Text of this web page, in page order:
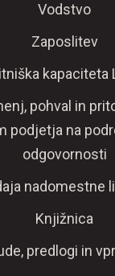
Vodstvo
Zaposlitev
kapaciteta
pohval in
podjetja na
odgovornosti
nadomestne
Knjižnica
predlogi in